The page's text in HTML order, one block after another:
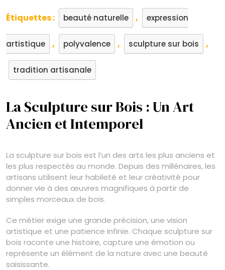
Étiquettes : beauté naturelle , expression
artistique , polyvalence , sculpture sur bois ,
tradition artisanale
La Sculpture sur Bois : Un Art
Ancien et Intemporel
La sculpture sur bois est l’un des arts les plus anciens et
les plus respectés au monde. Depuis des millénaires, les
artisans utilisent leur habileté et leur créativité pour
donner vie à des œuvres magnifiques à partir de
simples morceaux de bois.
Ce métier exige une grande précision, une vision
artistique et une patience infinie. Chaque sculpture sur
bois raconte une histoire, capture une émotion ou
représente un élément de la nature avec une beauté
saisissante.